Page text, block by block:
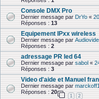
Console DMX Pro
Dernier message par DrYo «
Réponses : 13
Equipement IPxx wireless
Dernier message par
Réponses : 2
adressage PR led 64
Dernier message par sabol «
Réponses : 3
Video d'aide et Manuel
Dernier message par
Réponses : 20
1 2